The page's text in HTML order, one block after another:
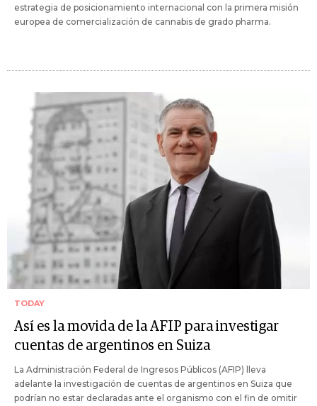
estrategia de posicionamiento internacional con la primera misión
europea de comercialización de cannabis de grado pharma.
TODAY
Así es la movida de la AFIP para investigar
cuentas de argentinos en Suiza
La Administración Federal de Ingresos Públicos (AFIP) lleva
adelante la investigación de cuentas de argentinos en Suiza que
podrían no estar declaradas ante el organismo con el fin de omitir